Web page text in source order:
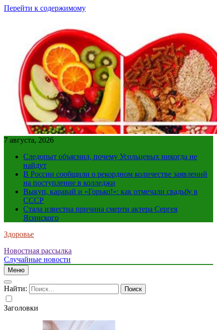
Перейти к содержимому
7 августа, 2026
Следопыт объяснил, почему Усольцевых никогда не
найдут
В России сообщили о рекордном количестве заявлений
на поступление в колледжи
Выкуп, каравай и «Горько!»: как отмечали свадьбу в
СССР
Стала известна причина смерти актера Сергея
Ясинского
Здоровье
Новостная рассылка
Случайные новости
Меню
Найти:
Заголовки